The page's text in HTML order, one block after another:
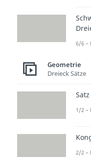
in:
6/6 –
Geometrie
Dreieck Sätze
1/2 –
2/2 –